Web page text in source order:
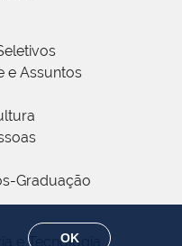
OK
e Assuntos
Graduação
e Tecnologia